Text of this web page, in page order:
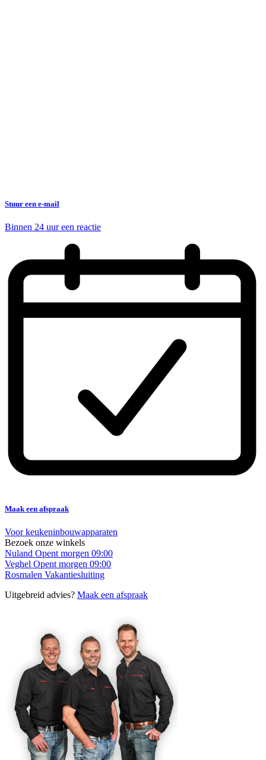
Stuur een e-mail
Binnen 24 uur een reactie
Maak een afspraak
Voor keukeninbouwapparaten
Bezoek onze winkels
Nuland Opent morgen 09:00
Veghel Opent morgen 09:00
Rosmalen Vakantiesluiting
Uitgebreid advies? Maak een afspraak